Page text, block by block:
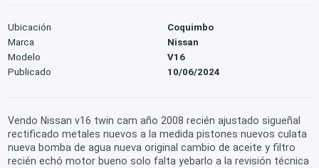
Ubicación
Coquimbo
Marca
Nissan
Modelo
V16
Publicado
10/06/2024
Vendo Nissan v16 twin cam año 2008 recién ajustado sigueñal
rectificado metales nuevos a la medida pistones nuevos culata
nueva bomba de agua nueva original cambio de aceite y filtro
recién echó motor bueno solo falta yebarlo a la revisión técnica